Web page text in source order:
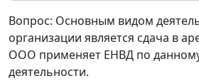
Вопрос: Основным видом
организации является сдача в
ООО применяет ЕНВД по
деятельности.